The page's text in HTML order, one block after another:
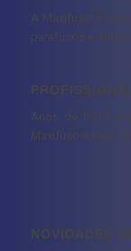
A Maxifuso é
parafusos e
Anos de bons
Maxifuso e seus
NOVIDADES